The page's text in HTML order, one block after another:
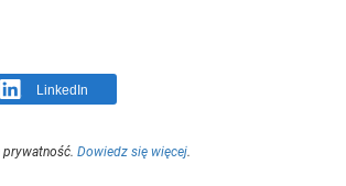
LinkedIn
prywatność. Dowiedz się więcej.